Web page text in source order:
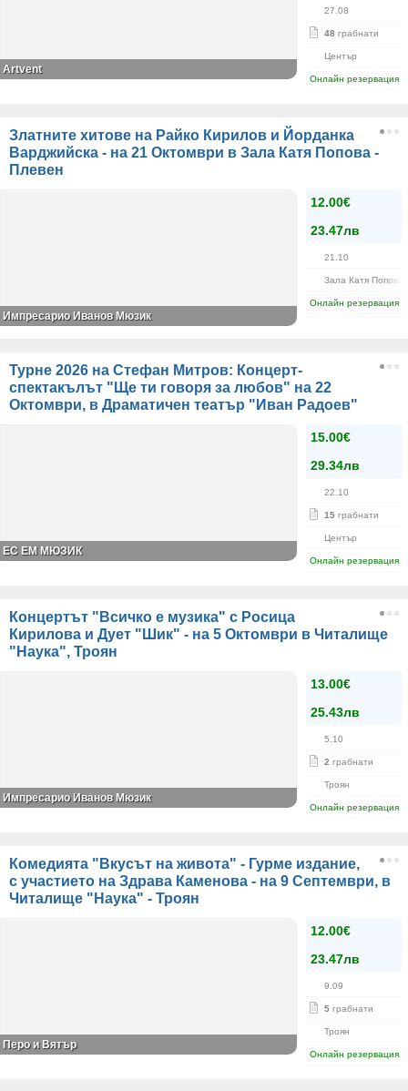
27.08
48 грабнати
Център
Онлайн резервация
Artvent
Златните хитове на Райко Кирилов и Йорданка
Варджийска - на 21 Октомври в Зала Катя Попова -
Плевен
12.00€
23.47лв
21.10
Зала Катя Попова
Онлайн резервация
Импресарио Иванов Мюзик
Турне 2026 на Стефан Митров: Концерт-
спектакълът "Ще ти говоря за любов" на 22
Октомври, в Драматичен театър "Иван Радоев"
15.00€
29.34лв
22.10
15 грабнати
Център
Онлайн резервация
ЕС ЕМ МЮЗИК
Концертът "Всичко е музика" с Росица
Кирилова и Дует "Шик" - на 5 Октомври в Читалище
"Наука", Троян
13.00€
25.43лв
5.10
2 грабнати
Троян
Онлайн резервация
Импресарио Иванов Мюзик
Комедията "Вкусът на живота" - Гурме издание,
с участието на Здрава Каменова - на 9 Септември, в
Читалище "Наука" - Троян
12.00€
23.47лв
9.09
5 грабнати
Троян
Онлайн резервация
Перо и Вятър